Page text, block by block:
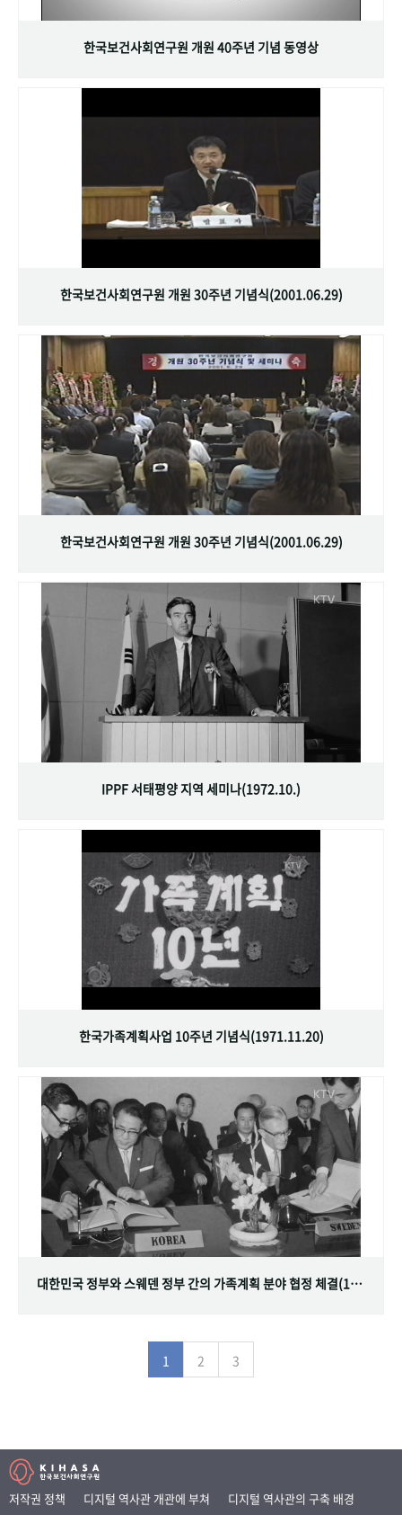
한국보건사회연구원 개원 40주년 기념 동영상
한국보건사회연구원 개원 30주년 기념식(2001.06.29)
한국보건사회연구원 개원 30주년 기념식(2001.06.29)
IPPF 서태평양 지역 세미나(1972.10.)
한국가족계획사업 10주년 기념식(1971.11.20)
대한민국 정부와 스웨덴 정부 간의 가족계획 분야 협정 체결(1968.07.12)
1 2 3
저작권 정책 디지털 역사관 개관에 부쳐
디지털 역사관의 구축 배경